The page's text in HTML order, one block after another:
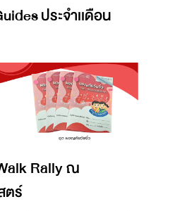
ประจำเเดือน
Rally ณ
ร์